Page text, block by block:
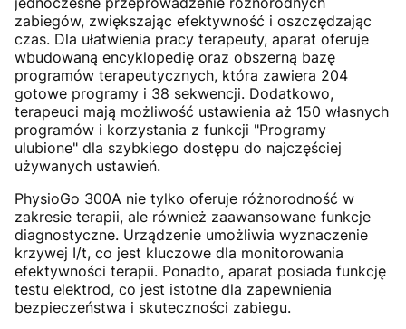
zabiegów, zwiększając efektywność i oszczędzając
czas. Dla ułatwienia pracy terapeuty, aparat oferuje
wbudowaną encyklopedię oraz obszerną bazę
programów terapeutycznych, która zawiera 204
gotowe programy i 38 sekwencji. Dodatkowo,
terapeuci mają możliwość ustawienia aż 150 własnych
programów i korzystania z funkcji "Programy
ulubione" dla szybkiego dostępu do najczęściej
używanych ustawień.
PhysioGo 300A nie tylko oferuje różnorodność w
zakresie terapii, ale również zaawansowane funkcje
diagnostyczne. Urządzenie umożliwia wyznaczenie
krzywej I/t, co jest kluczowe dla monitorowania
efektywności terapii. Ponadto, aparat posiada funkcję
testu elektrod, co jest istotne dla zapewnienia
bezpieczeństwa i skuteczności zabiegu.